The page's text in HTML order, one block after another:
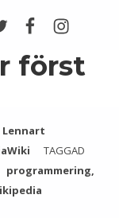
först
Lennart
TAGGAD
programmering